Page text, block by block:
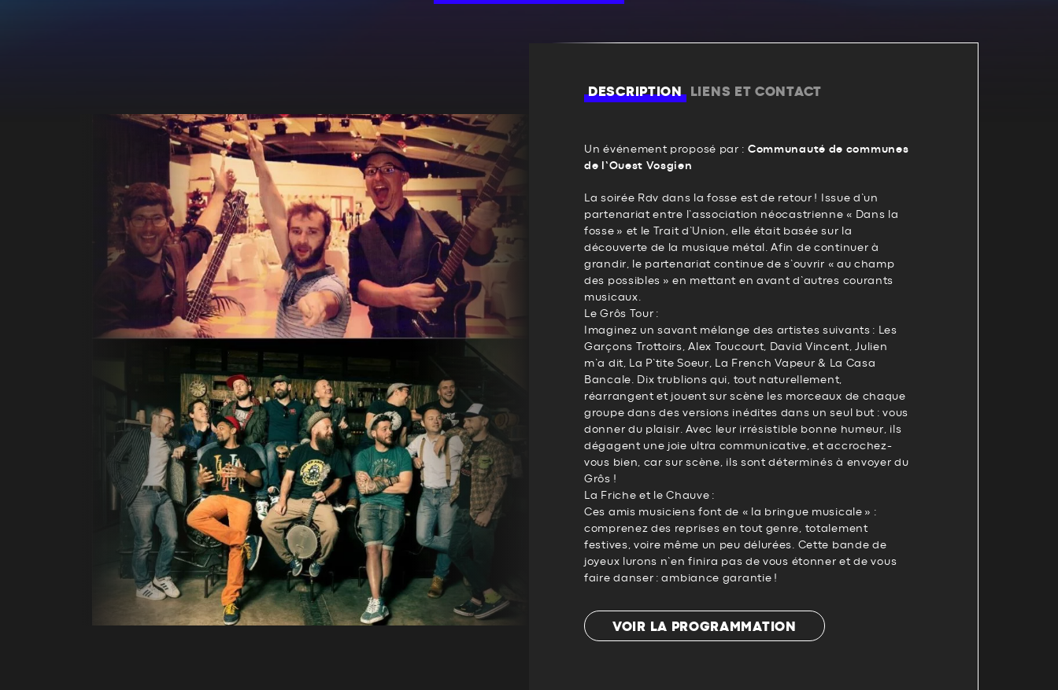
DESCRIPTION LIENS ET CONTACT
Un événement proposé par : Communauté de communes
de l’Ouest Vosgien
La soirée Rdv dans la fosse est de retour ! Issue d’un
partenariat entre l’association néocastrienne « Dans la
fosse » et le Trait d’Union, elle était basée sur la
découverte de la musique métal. Afin de continuer à
grandir, le partenariat continue de s’ouvrir « au champ
des possibles » en mettant en avant d’autres courants
musicaux.
Le Grôs Tour :
Imaginez un savant mélange des artistes suivants : Les
Garçons Trottoirs, Alex Toucourt, David Vincent, Julien
m’a dit, La P’tite Soeur, La French Vapeur & La Casa
Bancale. Dix trublions qui, tout naturellement,
réarrangent et jouent sur scène les morceaux de chaque
groupe dans des versions inédites dans un seul but : vous
donner du plaisir. Avec leur irrésistible bonne humeur, ils
dégagent une joie ultra communicative, et accrochez-
vous bien, car sur scène, ils sont déterminés à envoyer du
Grôs !
La Friche et le Chauve :
Ces amis musiciens font de « la bringue musicale » :
comprenez des reprises en tout genre, totalement
festives, voire même un peu délurées. Cette bande de
joyeux lurons n’en finira pas de vous étonner et de vous
faire danser : ambiance garantie !
VOIR LA PROGRAMMATION